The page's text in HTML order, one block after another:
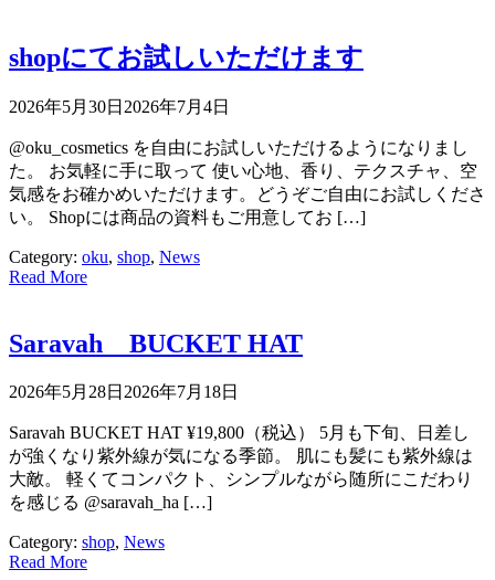
shopにてお試しいただけます
2026年5月30日 2026年7月4日
@oku_cosmetics を自由にお試しいただけるようになりまし
た。 お気軽に手に取って 使い心地、香り、テクスチャ、空
気感をお確かめいただけます。どうぞご自由にお試しくださ
い。 Shopには商品の資料もご用意してお […]
Category: oku, shop, News
Read More
Saravah BUCKET HAT
2026年5月28日 2026年7月18日
Saravah BUCKET HAT ¥19,800（税込） 5月も下旬、日差し
が強くなり紫外線が気になる季節。 肌にも髪にも紫外線は
大敵。 軽くてコンパクト、シンプルながら随所にこだわり
を感じる @saravah_ha […]
Category: shop, News
Read More